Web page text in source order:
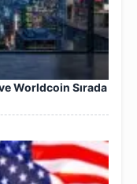
Worldcoin Sırada